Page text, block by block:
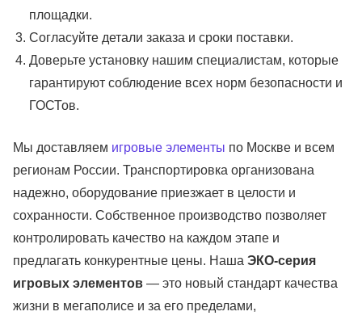
площадки.
Согласуйте детали заказа и сроки поставки.
Доверьте установку нашим специалистам, которые
гарантируют соблюдение всех норм безопасности и
ГОСТов.
Мы доставляем игровые элементы по Москве и всем
регионам России. Транспортировка организована
надежно, оборудование приезжает в целости и
сохранности. Собственное производство позволяет
контролировать качество на каждом этапе и
предлагать конкурентные цены. Наша ЭКО-серия
игровых элементов — это новый стандарт качества
жизни в мегаполисе и за его пределами,